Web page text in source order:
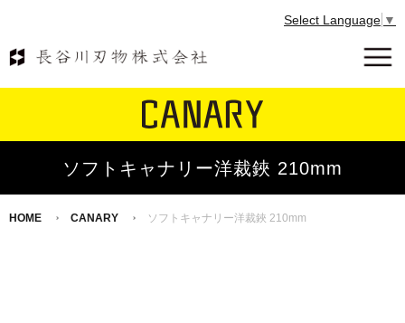
Select Language ▼
ソフトキャナリー洋裁鋏 210mm
HOME CANARY ソフトキャナリー洋裁鋏 210mm